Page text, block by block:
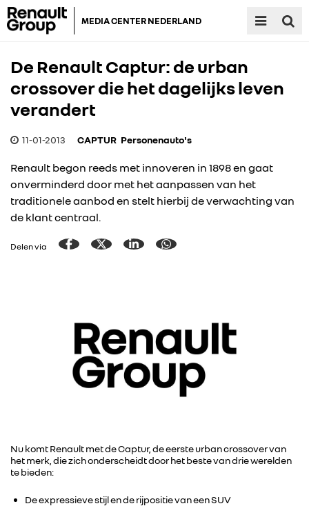
MEDIA CENTER NEDERLAND
De Renault Captur: de urban
crossover die het dagelijks leven
verandert
11-01-2013 CAPTUR Personenauto's
Renault begon reeds met innoveren in 1898 en gaat
onverminderd door met het aanpassen van het
traditionele aanbod en stelt hierbij de verwachting van
de klant centraal.
Delen via
Nu komt Renault met de Captur, de eerste urban crossover van
het merk, die zich onderscheidt door het beste van drie werelden
te bieden:
De expressieve stijl en de rijpositie van een SUV